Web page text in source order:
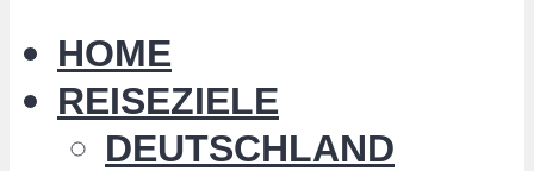
HOME
REISEZIELE
DEUTSCHLAND